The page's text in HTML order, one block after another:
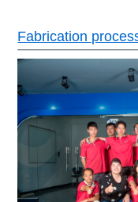
Fabrication